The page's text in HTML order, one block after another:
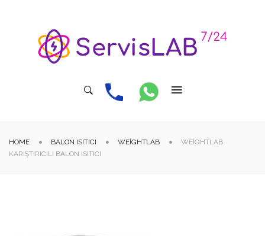
HOME BALON ISITICI WEIGHTLAB
WEIGHTLAB
KARIŞTIRICILI BALON ISITICI